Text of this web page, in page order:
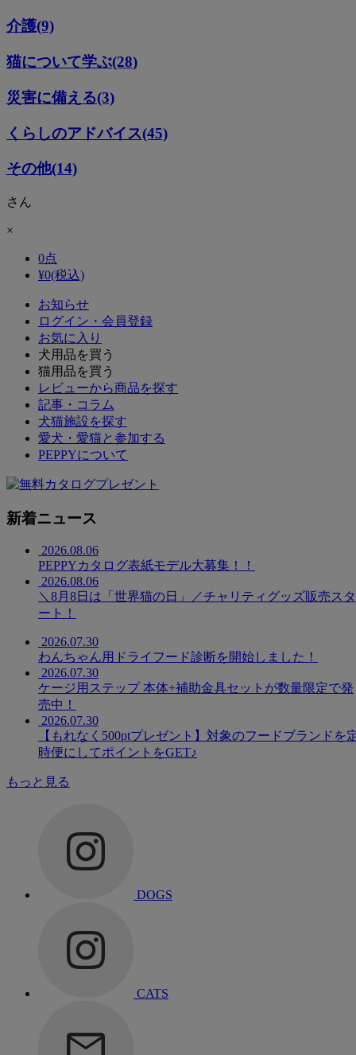
介護(9)
猫について学ぶ(28)
災害に備える(3)
くらしのアドバイス(45)
その他(14)
さん
×
0点
¥0(税込)
お知らせ
ログイン・会員登録
お気に入り
犬用品を買う
猫用品を買う
レビューから商品を探す
記事・コラム
犬猫施設を探す
愛犬・愛猫と参加する
PEPPYについて
新着ニュース
2026.08.06
PEPPYカタログ表紙モデル大募集！！
2026.08.06
＼8月8日は「世界猫の日」／チャリティグッズ販売スタ
ート！
2026.07.30
わんちゃん用ドライフード診断を開始しました！
2026.07.30
ケージ用ステップ 本体+補助金具セットが数量限定で発
売中！
2026.07.30
【もれなく500ptプレゼント】対象のフードブランドを
時便にしてポイントをGET♪
もっと見る
DOGS
CATS